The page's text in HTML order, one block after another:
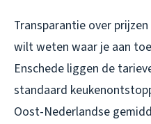
Transparantie over
wilt weten waar je aan
Enschede liggen de
standaard
Oost-Nederlandse